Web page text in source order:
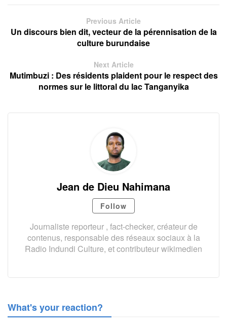
Previous Article
Un discours bien dit, vecteur de la pérennisation de la
culture burundaise
Next Article
Mutimbuzi : Des résidents plaident pour le respect des
normes sur le littoral du lac Tanganyika
Jean de Dieu Nahimana
Follow
Journaliste reporteur , fact-checker, créateur de
contenus, responsable des réseaux sociaux à la
Radio Indundi Culture, et contributeur wikimedien
What's your reaction?